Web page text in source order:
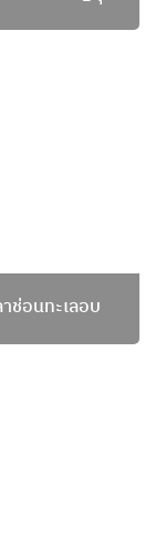
อนทะเลอบ
ช่อนทะเลอบ
เลม่อน